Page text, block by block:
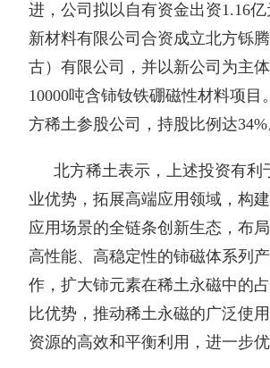
进，公司拟以自有资金出资1.16
新材料有限公司合资成立北方铄
古）有限公司，并以新公司为主
10000吨含铈钕铁硼磁性材料项目
方稀土参股公司，持股比例达34%
北方稀土表示，上述投资有利
业优势，拓展高端应用领域，构
应用场景的全链条创新生态，布局
高性能、高稳定性的铈磁体系列
作，扩大铈元素在稀土永磁中的
比优势，推动稀土永磁的广泛使
资源的高效和平衡利用，进一步优